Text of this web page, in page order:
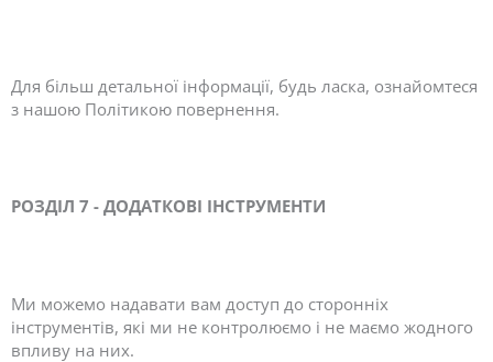
Для більш детальної інформації, будь ласка, ознайомтеся
з нашою Політикою повернення.
РОЗДІЛ 7 - ДОДАТКОВІ ІНСТРУМЕНТИ
Ми можемо надавати вам доступ до сторонніх
інструментів, які ми не контролюємо і не маємо жодного
впливу на них.